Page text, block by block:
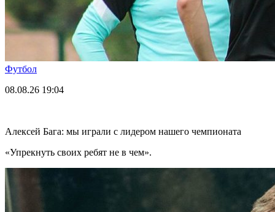
Футбол
08.08.26 19:04
Алексей Бага: мы играли с лидером нашего чемпионата
«Упрекнуть своих ребят не в чем».